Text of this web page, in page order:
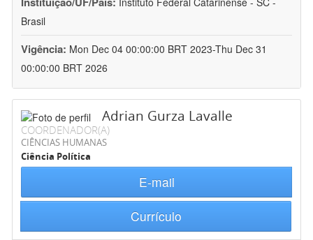
Brasil
Vigência: Mon Dec 04 00:00:00 BRT 2023-Thu Dec 31
00:00:00 BRT 2026
Adrian Gurza Lavalle
COORDENADOR(A)
CIÊNCIAS HUMANAS
Ciência Política
E-mail
Currículo